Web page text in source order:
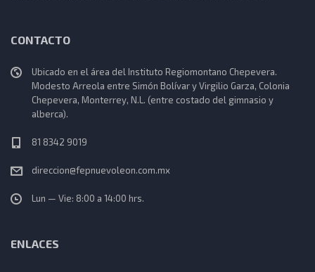
CONTACTO
Ubicado en el área del Instituto Regiomontano Chepevera.
Modesto Arreola entre Simón Bolívar y Virgilio Garza, Colonia
Chepevera, Monterrey, N.L. (entre costado del gimnasio y
alberca).
81 8342 9019
direccion@fepnuevoleon.com.mx
Lun — Vie: 8:00 a 14:00 hrs.
ENLACES